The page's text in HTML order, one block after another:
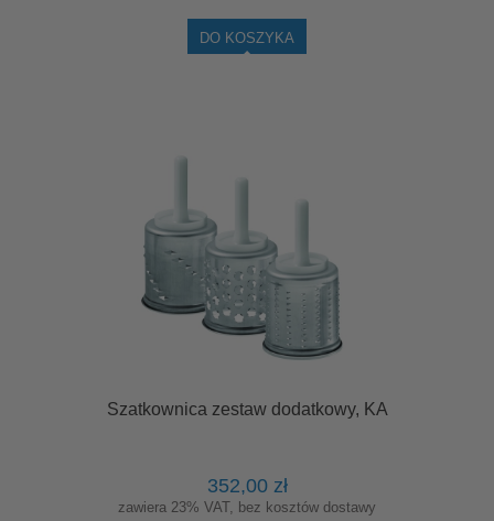
DO KOSZYKA
Szatkownica zestaw dodatkowy, KA
352,00 zł
zawiera 23% VAT, bez kosztów dostawy